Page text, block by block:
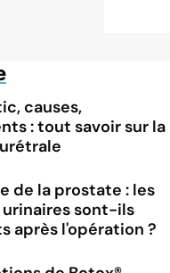
causes,
: tout savoir sur la
de la prostate : les
sont-ils
après l'opération ?